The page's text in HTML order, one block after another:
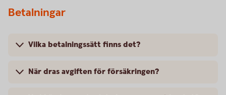
Betalningar
Vilka betalningssätt finns det?
När dras avgiften för försäkringen?